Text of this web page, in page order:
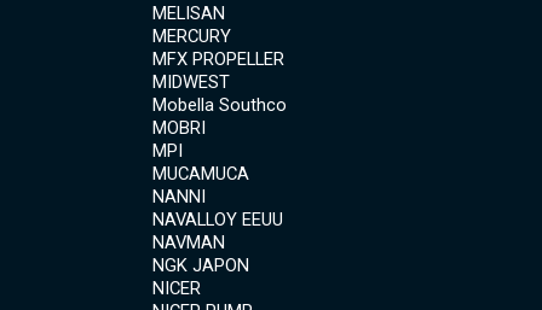
MELISAN
MERCURY
MFX PROPELLER
MIDWEST
Mobella Southco
MOBRI
MPI
MUCAMUCA
NANNI
NAVALLOY EEUU
NAVMAN
NGK JAPON
NICER